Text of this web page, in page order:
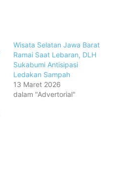
Wisata Selatan Jawa Barat
Ramai Saat Lebaran, DLH
Sukabumi Antisipasi
Ledakan Sampah
13 Maret 2026
dalam "Advertorial"